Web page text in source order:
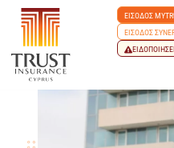
ΕΙΣΟΔΟΣ
ΕΙΣΟΔΟΣ